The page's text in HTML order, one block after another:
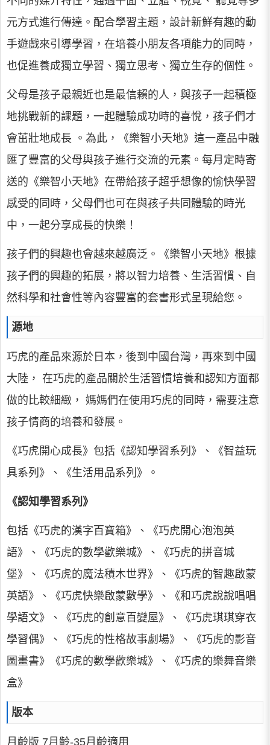
元方式進行傳達。配合學習主題，設計新鮮有趣的動
手遊戲來引導學習，在培養小朋友各項能力的同時，
也促進養成獨立學習、獨立思考、獨立生存的個性。
父母是孩子最親近也是最信賴的人，與孩子一起積極
地挑戰新的課題，一起體驗成功時的喜悅，孩子們才
會茁壯地成長 。為此，《樂智小天地》這一產品中融
匯了豐富的父母與孩子進行交流的元素。每月定時寄
送的《樂智小天地》在帶給孩子超乎想像的愉快學習
感受的同時，父母們也可在與孩子共同體驗的時光
中，一起分享成長的快樂！
孩子們的興趣也會越來越廣泛。《樂智小天地》根據
孩子們的興趣的拓展，將以智力培養、生活習慣、自
然科學和社會性等內容豐富的套書形式呈現給您。
源地
巧虎的產品來源於日本，後到中國台灣，再來到中國
大陸， 在巧虎的產品關於生活習慣培養和認知方面都
做的比較細緻， 媽媽們在使用巧虎的同時，需要注意
孩子情商的培養和發展。
《巧虎開心成長》包括《認知學習系列》、《智益玩
具系列》、《生活用品系列》。
《認知學習系列》
包括《巧虎的漢字百寶箱》、《巧虎開心泡泡英
語》、《巧虎的數學歡樂城》、《巧虎的拼音城
堡》、《巧虎的魔法積木世界》、《巧虎的智趣啟蒙
英語》、《巧虎快樂啟蒙數學》、《和巧虎說說唱唱
學語文》、《巧虎的創意百變屋》、《巧虎琪琪穿衣
學習偶》、《巧虎的性格故事劇場》、《巧虎的影音
圖畫書》《巧虎的數學歡樂城》、《巧虎的樂舞音樂
盒》
版本
月齡版 7月齡-35月齡適用